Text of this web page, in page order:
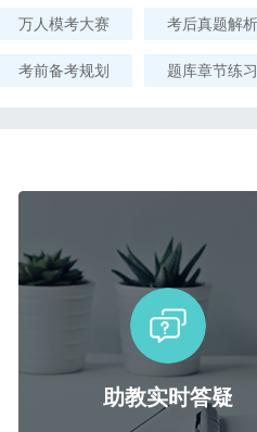
万人模考大赛 考后真题解析
考前备考规划 题库章节练习
助教实时答疑